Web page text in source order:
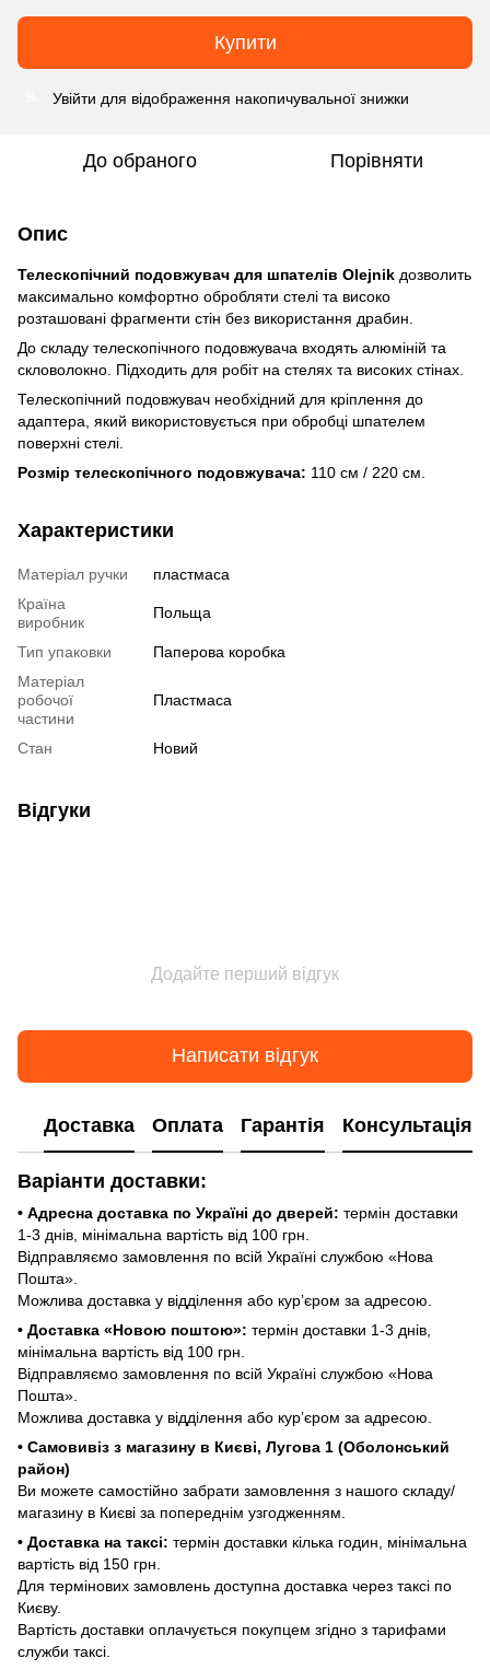
Купити
Увійти для відображення накопичувальної знижки
До обраного Порівняти
Опис
Телескопічний подовжувач для шпателів Olejnik дозволить
максимально комфортно обробляти стелі та високо
розташовані фрагменти стін без використання драбин.
До складу телескопічного подовжувача входять алюміній та
скловолокно. Підходить для робіт на стелях та високих стінах.
Телескопічний подовжувач необхідний для кріплення до
адаптера, який використовується при обробці шпателем
поверхні стелі.
Розмір телескопічного подовжувача: 110 см / 220 см.
Характеристики
Матеріал ручки
пластмаса
Країна
виробник
Польща
Тип упаковки
Паперова коробка
Матеріал
робочої
частини
Пластмаса
Стан Новий
Відгуки
Додайте перший відгук
Написати відгук
Доставка Оплата Гарантія Консультація
Варіанти доставки:
• Адресна доставка по Україні до дверей: термін доставки
1-3 днів, мінімальна вартість від 100 грн.
Відправляємо замовлення по всій Україні службою «Нова
Пошта».
Можлива доставка у відділення або курʼєром за адресою.
• Доставка «Новою поштою»: термін доставки 1-3 днів,
мінімальна вартість від 100 грн.
Відправляємо замовлення по всій Україні службою «Нова
Пошта».
Можлива доставка у відділення або курʼєром за адресою.
• Самовивіз з магазину в Києві, Лугова 1 (Оболонський
район)
Ви можете самостійно забрати замовлення з нашого складу/
магазину в Києві за попереднім узгодженням.
• Доставка на таксі: термін доставки кілька годин, мінімальна
вартість від 150 грн.
Для термінових замовлень доступна доставка через таксі по
Києву.
Вартість доставки оплачується покупцем згідно з тарифами
служби таксі.